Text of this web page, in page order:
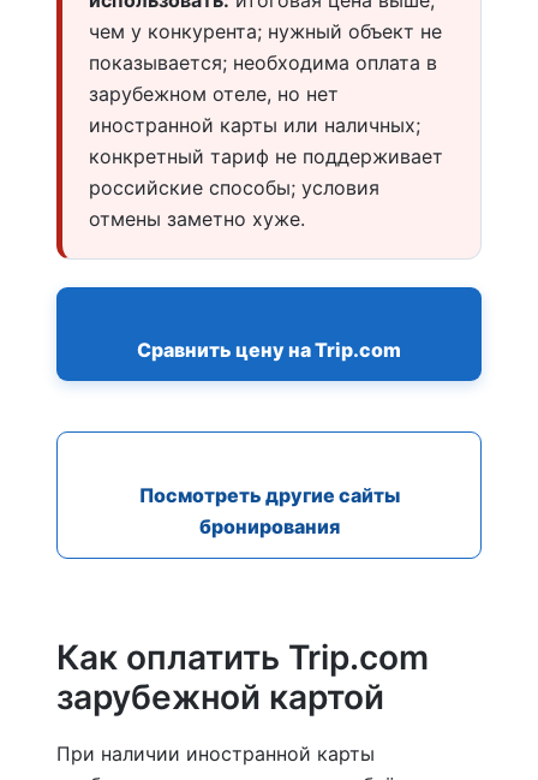
чем у конкурента; нужный объект не
показывается; необходима оплата в
зарубежном отеле, но нет
иностранной карты или наличных;
конкретный тариф не поддерживает
российские способы; условия
отмены заметно хуже.
Сравнить цену на Trip.com
Посмотреть другие сайты
бронирования
Как оплатить Trip.com
зарубежной картой
При наличии иностранной карты